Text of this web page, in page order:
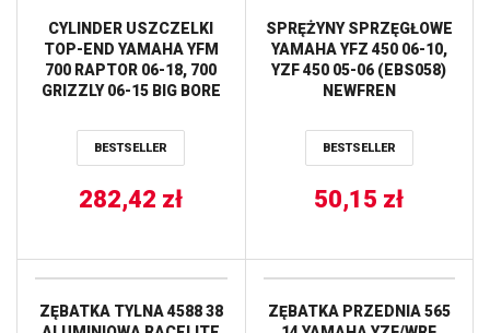
CYLINDER USZCZELKI
TOP-END YAMAHA YFM
700 RAPTOR 06-18, 700
GRIZZLY 06-15 BIG BORE
21104-G01 WORKS
BESTSELLER
282,42 zł
SPRĘŻYNY SPRZĘGŁOWE
YAMAHA YFZ 450 06-10,
YZF 450 05-06 (EBS058)
NEWFREN
BESTSELLER
50,15 zł
ZĘBATKA TYLNA 4588 38
ZĘBATKA PRZEDNIA 565